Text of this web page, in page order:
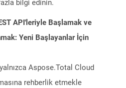
bilgi edinin.
API'leriyle Başlamak ve
Yeni Başlayanlar İçin
yalnızca Aspose.Total Cloud
rehberlik etmekle